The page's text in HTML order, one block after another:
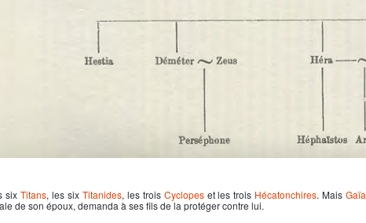
six Titans, les six Titanides, les trois Cyclopeset les trois Hécatonchires. MaisGaïa
de son époux, demanda à ses fils de la protéger contre lui.